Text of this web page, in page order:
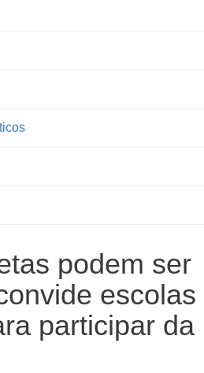
podem ser
escolas
participar da